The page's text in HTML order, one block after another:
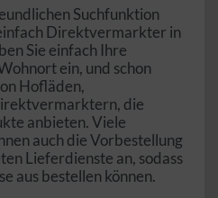
Suchfunktion
Direktvermarkter in
Sie einfach Ihre
ein, und schon
Hofläden,
die
anbieten. Viele
auch die Vorbestellung
Lieferdienste an, sodass
aus bestellen können.